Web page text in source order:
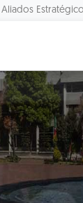
Aliados